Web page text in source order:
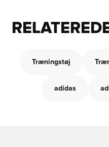
Træningstøj
adidas